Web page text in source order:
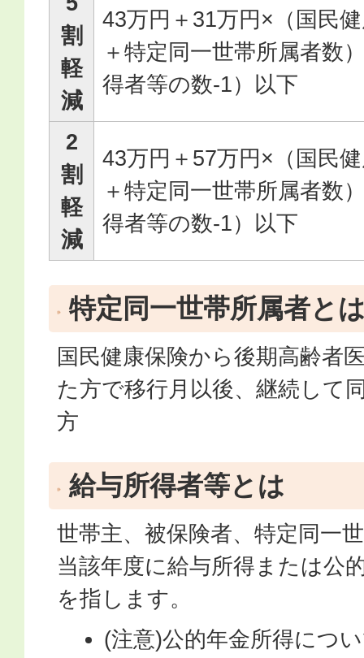
割
軽
減
43万円＋31万円×（国民
＋特定同一世帯所属者数
得者等の数-1）以下
2
割
軽
減
43万円＋57万円×（国民
＋特定同一世帯所属者数
得者等の数-1）以下
特定同一世帯所属者と
国民健康保険から後期高齢者
た方で移行月以後、継続して
方
給与所得者等とは
世帯主、被保険者、特定同一
当該年度に給与所得または公
を指します。
(注意)公的年金所得につ